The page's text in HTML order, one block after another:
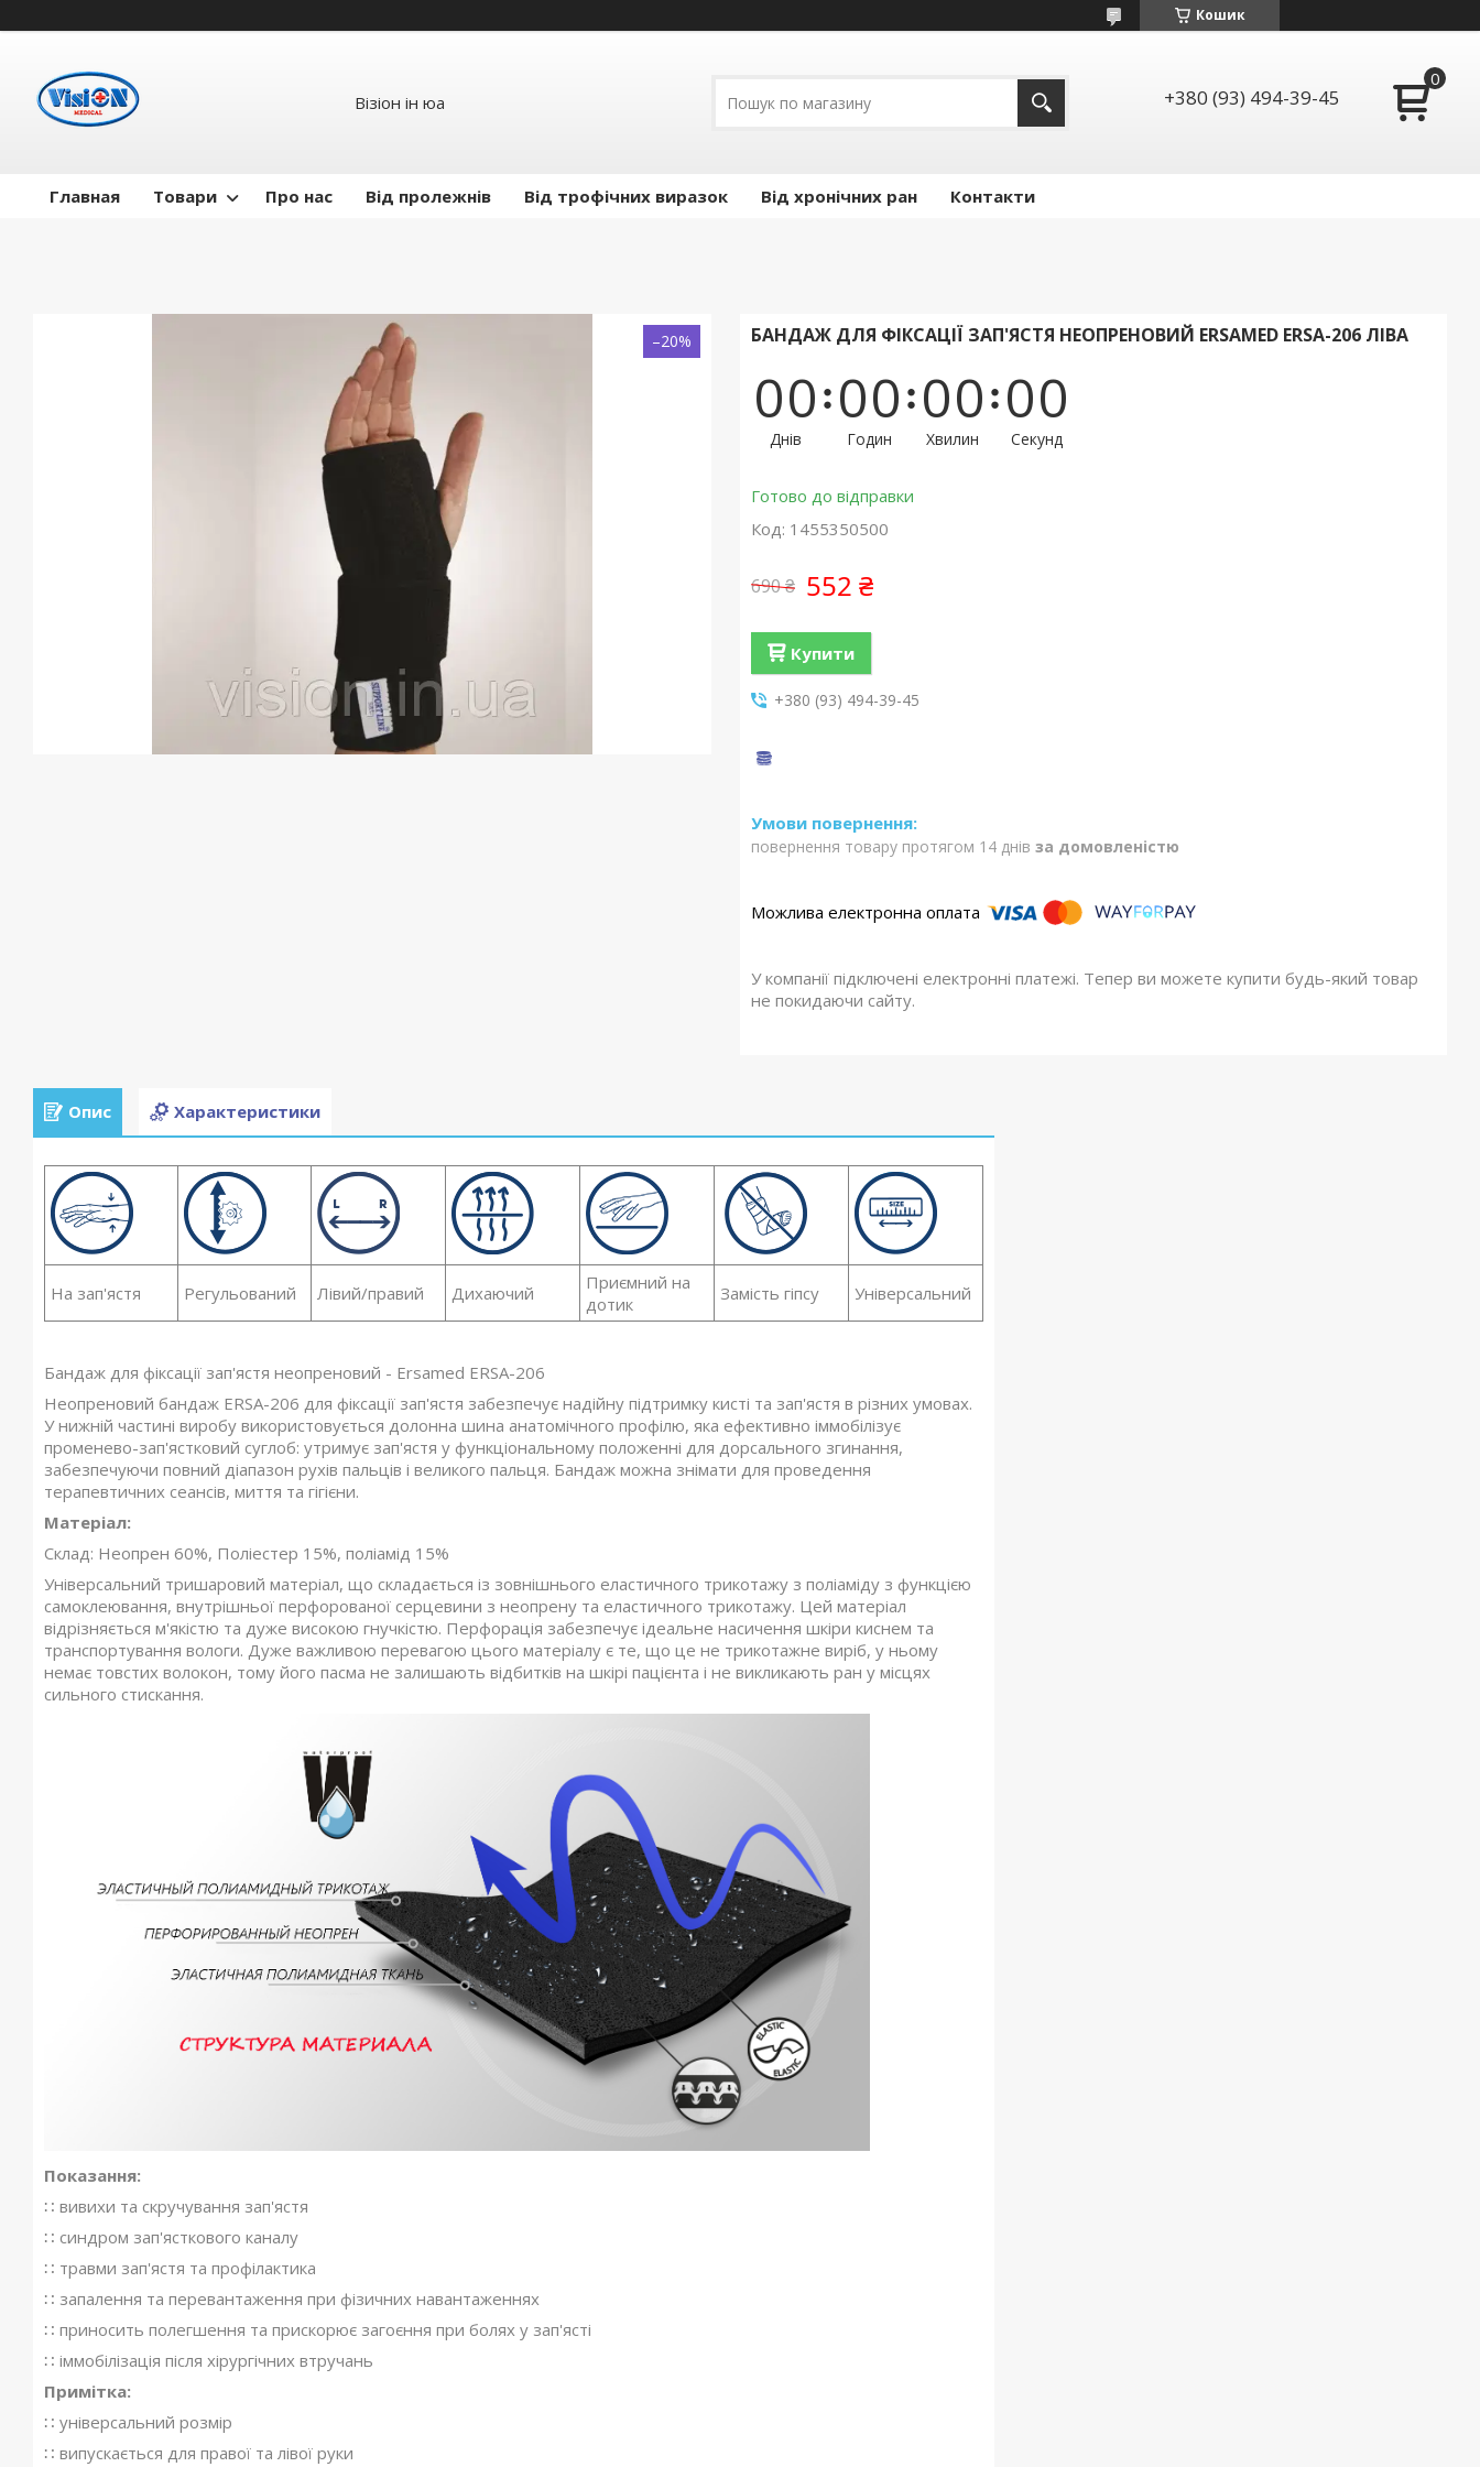
Кошик
Візіон ін юа +380 (93) 494-39-45
Главная Товари Про нас Від пролежнів Від трофічних виразок Від хронічних ран Контакти
–20% БАНДАЖ ДЛЯ ФІКСАЦІЇ ЗАП'ЯСТЯ НЕОПРЕНОВИЙ ERSAMED ERSA-206 ЛІВА
00
Днів
00
Годин
00
Хвилин
00
Секунд
Готово до відправки
Код: 1455350500
690 ₴ 552 ₴
Купити
+380 (93) 494-39-45
повернення товару протягом 14 днів за домовленістю
У компанії підключені електронні платежі. Тепер ви можете купити будь-який товар
не покидаючи сайту.
Опис Характеристики
На зап'ястя Регульований Лівий/правий Дихаючий
Приємний на
дотик
Замість гіпсу Універсальний
Бандаж для фіксації зап'ястя неопреновий - Ersamed ERSA-206
Неопреновий бандаж ERSA-206 для фіксації зап'ястя забезпечує надійну підтримку кисті та зап'ястя в різних умовах.
У нижній частині виробу використовується долонна шина анатомічного профілю, яка ефективно іммобілізує
променево-зап'ястковий суглоб: утримує зап'ястя у функціональному положенні для дорсального згинання,
забезпечуючи повний діапазон рухів пальців і великого пальця. Бандаж можна знімати для проведення
терапевтичних сеансів, миття та гігієни.
Матеріал:
Склад: Неопрен 60%, Поліестер 15%, поліамід 15%
Універсальний тришаровий матеріал, що складається із зовнішнього еластичного трикотажу з поліаміду з функцією
самоклеювання, внутрішньої перфорованої серцевини з неопрену та еластичного трикотажу. Цей матеріал
відрізняється м'якістю та дуже високою гнучкістю. Перфорація забезпечує ідеальне насичення шкіри киснем та
транспортування вологи. Дуже важливою перевагою цього матеріалу є те, що це не трикотажне виріб, у ньому
немає товстих волокон, тому його пасма не залишають відбитків на шкірі пацієнта і не викликають ран у місцях
сильного стискання.
Показання:
∷ вивихи та скручування зап'ястя
∷ синдром зап'ясткового каналу
∷ травми зап'ястя та профілактика
∷ запалення та перевантаження при фізичних навантаженнях
∷ приносить полегшення та прискорює загоєння при болях у зап'ясті
∷ іммобілізація після хірургічних втручань
Примітка:
∷ універсальний розмір
∷ випускається для правої та лівої руки